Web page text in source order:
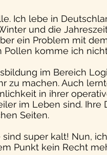
Ich lebe in
und die
ein Problem mit
Pollen komme ich
im Bereich
zu machen. Auch
in ihrer
im Leben sind. Ihre
Seiten.
super kalt! Nun,
Punkt kein Recht